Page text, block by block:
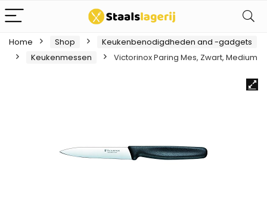
Home Shop
Keukenbenodigdheden and -gadgets
Keukenmessen
Victorinox Paring Mes, Zwart, Medium